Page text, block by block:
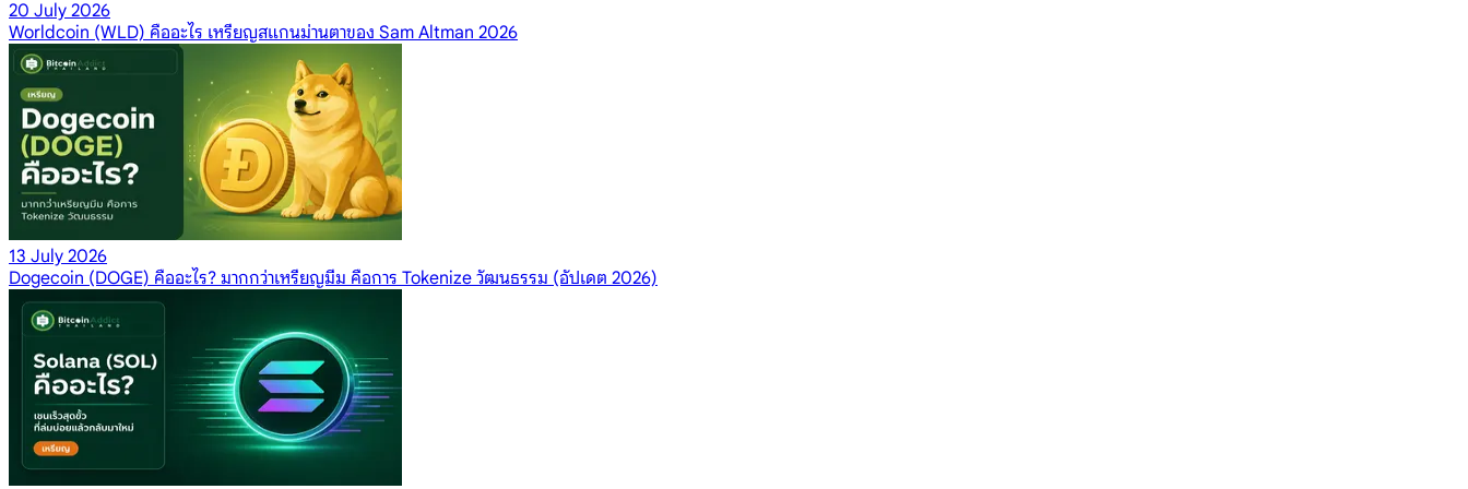
20 July 2026
Worldcoin (WLD) คืออะไร เหรียญสแกนม่านตาของ Sam Altman 2026
13 July 2026
Dogecoin (DOGE) คืออะไร? มากกว่าเหรียญมีม คือการ Tokenize วัฒนธรรม (อัปเดต 2026)